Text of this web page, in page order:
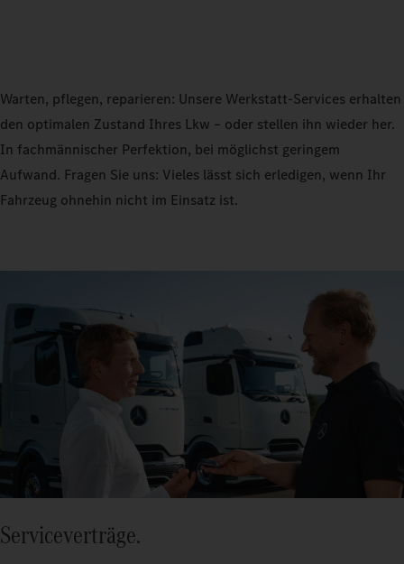
Warten, pflegen, reparieren: Unsere Werkstatt-Services erhalten
den optimalen Zustand Ihres Lkw – oder stellen ihn wieder her.
In fachmännischer Perfektion, bei möglichst geringem
Aufwand. Fragen Sie uns: Vieles lässt sich erledigen, wenn Ihr
Fahrzeug ohnehin nicht im Einsatz ist.
Serviceverträge.